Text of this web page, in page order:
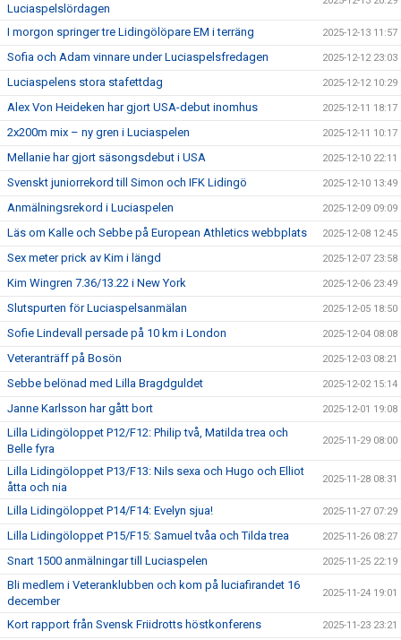
Luciaspelslördagen
I morgon springer tre Lidingölöpare EM i terräng 2025-12-13 11:57
Sofia och Adam vinnare under Luciaspelsfredagen 2025-12-12 23:03
Luciaspelens stora stafettdag 2025-12-12 10:29
Alex Von Heideken har gjort USA-debut inomhus 2025-12-11 18:17
2x200m mix – ny gren i Luciaspelen 2025-12-11 10:17
Mellanie har gjort säsongsdebut i USA 2025-12-10 22:11
Svenskt juniorrekord till Simon och IFK Lidingö 2025-12-10 13:49
Anmälningsrekord i Luciaspelen 2025-12-09 09:09
Läs om Kalle och Sebbe på European Athletics webbplats 2025-12-08 12:45
Sex meter prick av Kim i längd 2025-12-07 23:58
Kim Wingren 7.36/13.22 i New York 2025-12-06 23:49
Slutspurten för Luciaspelsanmälan 2025-12-05 18:50
Sofie Lindevall persade på 10 km i London 2025-12-04 08:08
Veteranträff på Bosön 2025-12-03 08:21
Sebbe belönad med Lilla Bragdguldet 2025-12-02 15:14
Janne Karlsson har gått bort 2025-12-01 19:08
Lilla Lidingöloppet P12/F12: Philip två, Matilda trea och
Belle fyra
2025-11-29 08:00
Lilla Lidingöloppet P13/F13: Nils sexa och Hugo och Elliot
åtta och nia
2025-11-28 08:31
Lilla Lidingöloppet P14/F14: Evelyn sjua! 2025-11-27 07:29
Lilla Lidingöloppet P15/F15: Samuel tvåa och Tilda trea 2025-11-26 08:27
Snart 1500 anmälningar till Luciaspelen 2025-11-25 22:19
Bli medlem i Veteranklubben och kom på luciafirandet 16
december
2025-11-24 19:01
Kort rapport från Svensk Friidrotts höstkonferens 2025-11-23 23:21